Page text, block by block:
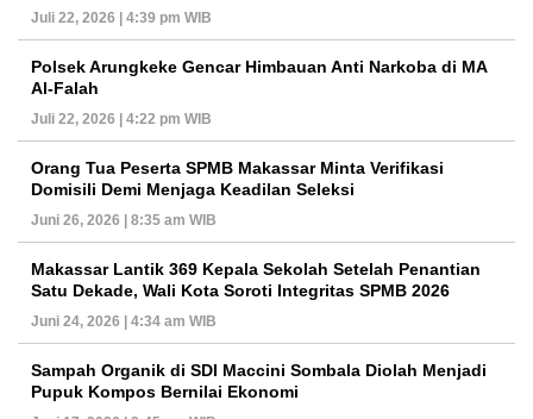
Juli 22, 2026 | 4:39 pm WIB
Polsek Arungkeke Gencar Himbauan Anti Narkoba di MA
Al-Falah
Juli 22, 2026 | 4:22 pm WIB
Orang Tua Peserta SPMB Makassar Minta Verifikasi
Domisili Demi Menjaga Keadilan Seleksi
Juni 26, 2026 | 8:35 am WIB
Makassar Lantik 369 Kepala Sekolah Setelah Penantian
Satu Dekade, Wali Kota Soroti Integritas SPMB 2026
Juni 24, 2026 | 4:34 am WIB
Sampah Organik di SDI Maccini Sombala Diolah Menjadi
Pupuk Kompos Bernilai Ekonomi